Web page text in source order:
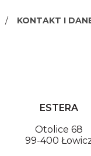
KONTAKT I
ESTERA
Otolice 68
99-400